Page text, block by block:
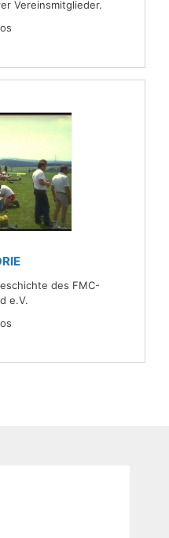
Vereinsmitglieder.
des FMC-
e.V.